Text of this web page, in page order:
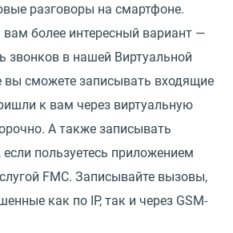
разговоры на смартфоне.
более интересный вариант —
звонков в нашей Виртуальной
вы сможете записывать входящие
к вам через виртуальную
А также записывать
пользуетесь приложением
FMC. Записывайте вызовы,
как по IP, так и через GSM-